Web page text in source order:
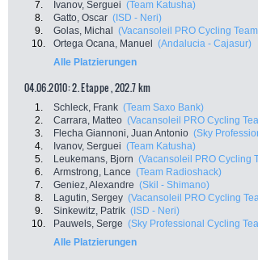
7.
Ivanov, Serguei (Team Katusha)
8.
Gatto, Oscar (ISD - Neri)
9.
Golas, Michal (Vacansoleil PRO Cycling
10.
Ortega Ocana, Manuel (Andalucia - Cajasur)
Alle Platzierungen
04.06.2010: 2. Etappe , 202.7 km
1. Schleck, Frank (Team Saxo Bank)
2.
Carrara, Matteo (Vacansoleil PRO Cycling
3.
Flecha Giannoni, Juan Antonio (Sky
4.
Ivanov, Serguei (Team Katusha)
5.
Leukemans, Bjorn (Vacansoleil PRO Cycling
6.
Armstrong, Lance (Team Radioshack)
7.
Geniez, Alexandre (Skil - Shimano)
8.
Lagutin, Sergey (Vacansoleil PRO Cycling
9.
Sinkewitz, Patrik (ISD - Neri)
10.
Pauwels, Serge (Sky Professional Cycling
Alle Platzierungen
Newsletter: